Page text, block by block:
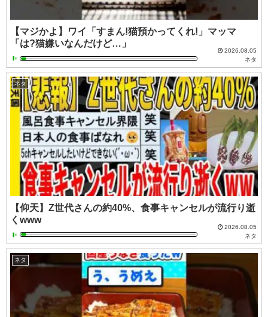
【マジかよ】ワイ「すまん!猫預かってくれ!」マッマ
「は?猫嫌いなんだけど…」
2026.08.05
ネタ
ネタ
【仰天】Z世代さんの約40%、食事キャンセルが流行り逝
くwww
2026.08.05
ネタ
ネタ